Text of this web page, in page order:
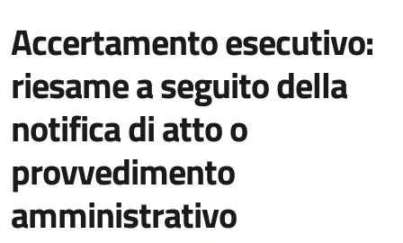
Accertamento esecutivo:
riesame a seguito della
notifica di atto o
provvedimento
amministrativo